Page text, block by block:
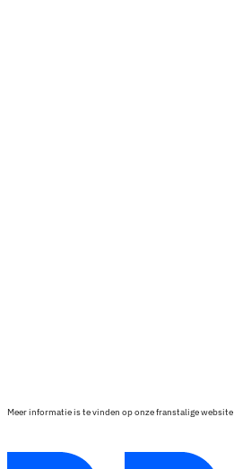
Meer informatie is te vinden op onze franstalige website